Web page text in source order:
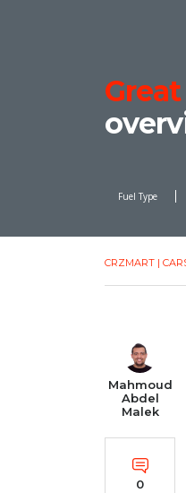
Fuel Type
CRZMART |
Mahmoud
Abdel
Malek
0